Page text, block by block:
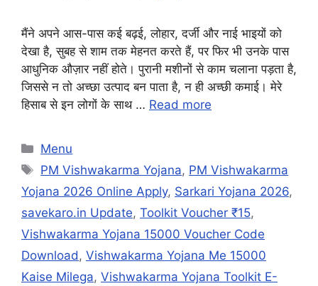
मैंने अपने आस-पास कई बढ़ई, लोहार, दर्जी और नाई भाइयों को
देखा है, सुबह से शाम तक मेहनत करते हैं, पर फिर भी उनके पास
आधुनिक औज़ार नहीं होते। पुरानी मशीनों से काम चलाना पड़ता है,
जिससे न तो अच्छा उत्पाद बन पाता है, न ही अच्छी कमाई। मेरे
हिसाब से इन लोगों के साथ … Read more
Categories
Menu
Tags
PM Vishwakarma Yojana, PM Vishwakarma
Yojana 2026 Online Apply, Sarkari Yojana 2026,
savekaro.in Update, Toolkit Voucher ₹15,
Vishwakarma Yojana 15000 Voucher Code
Download, Vishwakarma Yojana Me 15000
Kaise Milega, Vishwakarma Yojana Toolkit E-